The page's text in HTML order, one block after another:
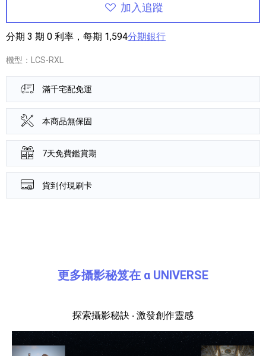
加入追蹤
分期 3 期 0 利率，每期 1,594分期銀行
機型：LCS-RXL
滿千宅配免運
本商品無保固
7天免費鑑賞期
貨到付現刷卡
更多攝影秘笈在 α UNIVERSE
探索攝影秘訣 ‧ 激發創作靈感